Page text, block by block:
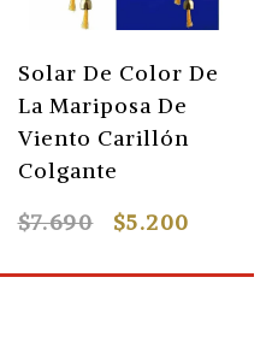
Solar De Color De
La Mariposa De
Viento Carillón
Colgante
$7.690
$5.200